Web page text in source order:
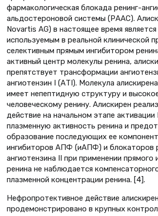
фармакологическая блокада ренинг-
альдостероновой системы (РААС).
Novartis AG) в настоящее время
используемым в реальной клинической
селективным прямым ингибитором
активный центр молекулы ренина,
препятствует трансформации
ангиотензин I (АТI). Молекула
имеет непептидную структуру и
человеческому ренину. Алискирен
действие на начальном этапе
плазменную активность ренина и
образование последующих ее
ингибиторов АПФ (иАПФ) и блокаторов
ангиотензина II при применении прямого
ренина не наблюдается
плазменной концентрации ренина. [4].
Нефропротективное действие
продемонстрировано в крупных